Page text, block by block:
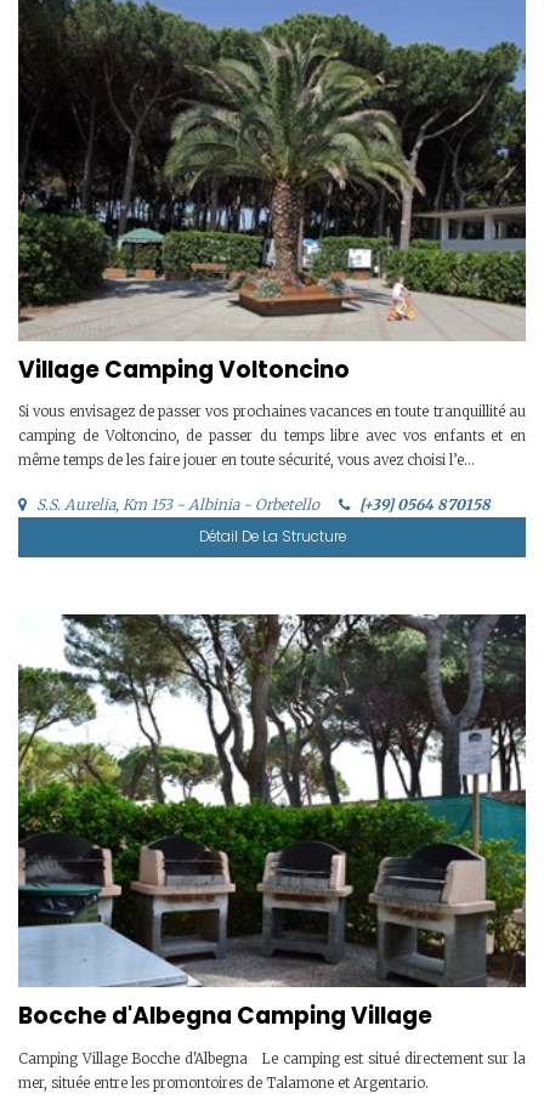
Village Camping Voltoncino
Si vous envisagez de passer vos prochaines vacances en toute tranquillité au
camping de Voltoncino, de passer du temps libre avec vos enfants et en
même temps de les faire jouer en toute sécurité, vous avez choisi l’e...
S.S. Aurelia, Km 153 - Albinia - Orbetello [+39] 0564 870158
Détail De La Structure
Bocche d'Albegna Camping Village
Camping Village Bocche d'Albegna Le camping est situé directement sur la
mer, située entre les promontoires de Talamone et Argentario.